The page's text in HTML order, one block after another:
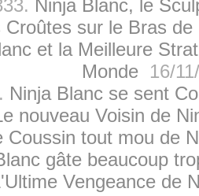
Ninja Blanc, le
Croûtes sur le Bras de
et la Meilleure
Monde 16/
Ninja Blanc se sent
nouveau Voisin de
Coussin tout mou de
gâte beaucoup
Vengeance de